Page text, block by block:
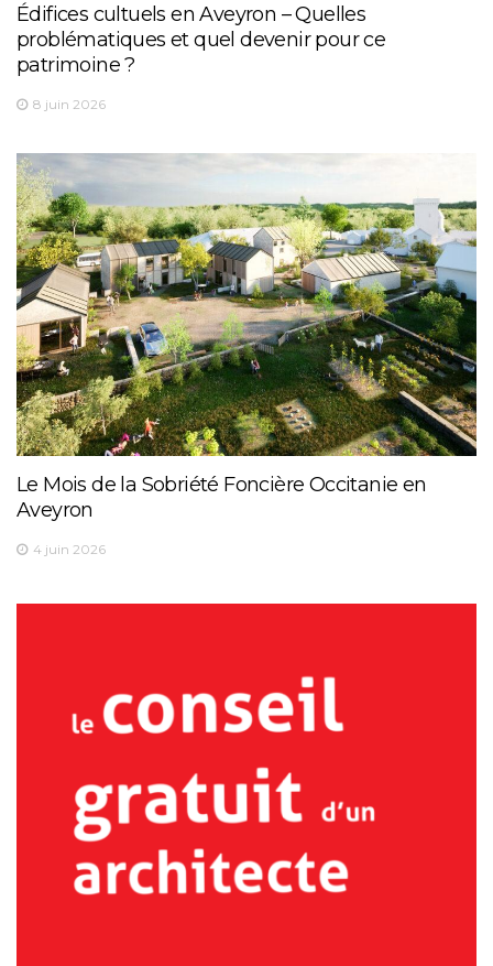
Édifices cultuels en Aveyron – Quelles
problématiques et quel devenir pour ce
patrimoine ?
8 juin 2026
Le Mois de la Sobriété Foncière Occitanie en
Aveyron
4 juin 2026